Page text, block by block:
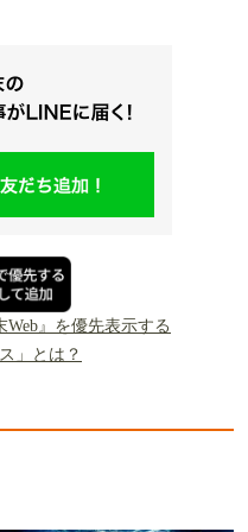
Web』を優先表示する
」とは？